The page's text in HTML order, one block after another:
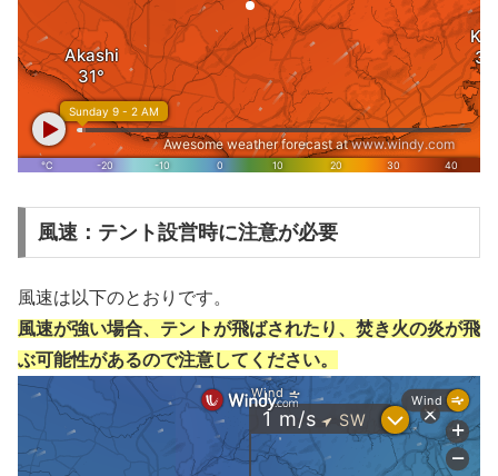
風速：テント設営時に注意が必要
風速は以下のとおりです。
風速が強い場合、テントが飛ばされたり、焚き火の炎が飛
ぶ可能性があるので注意してください。